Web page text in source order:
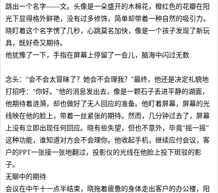
跳出一个名字——文。头像是一朵盛开的木棉花，橙红色的花瓣在阳
光下显得格外鲜艳，没有过多修饰，简单却带着一种自然的吸引力。
晓盯着这个名字愣了几秒，心跳莫名加快，像是一个孩子发现了新玩
具，既好奇又期待。
他犹豫了一下，手指在屏幕上停留了一会儿，脑海中闪过无数
念头：“会不会太冒昧了？她会不会理我？”最终，他还是决定礼貌地
打招呼：“你好。”他的消息发出去，像是一颗石子丢进平静的湖面，
他期待着涟漪，却也做好了无人回应的准备。他盯着屏幕，屏幕的光
线映在他的脸上，带着一丝紧张的期待。然而，几分钟过去了，屏幕
上没有立即出现任何回应。晓有些失望，但也不意外，毕竟“摇一摇”
这种功能，谁知道对方会不会理你。他收起手机，继续应付会议，客
户的PPT一张接一张地翻过，投影仪的光线在他脸上投下斑驳的影
子。
无聊中的期待
会议在中午十一点半结束，晓拖着疲惫的身体走出客户的办公楼，阳